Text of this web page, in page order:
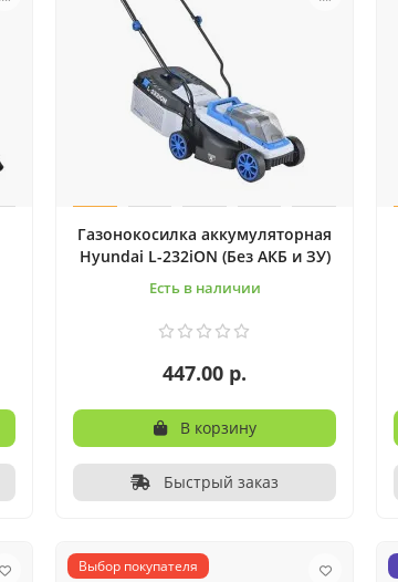
Газонокосилка аккумуляторная
Hyundai L-232iON (Без АКБ и ЗУ)
Есть в наличии
447.00 р.
В корзину
Быстрый заказ
Выбор покупателя